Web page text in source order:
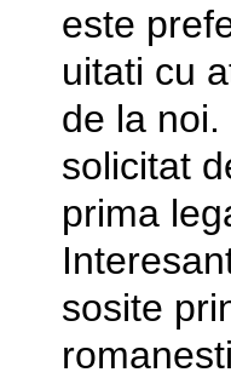
este
uitati cu
de la
solicitat
prima
sosite